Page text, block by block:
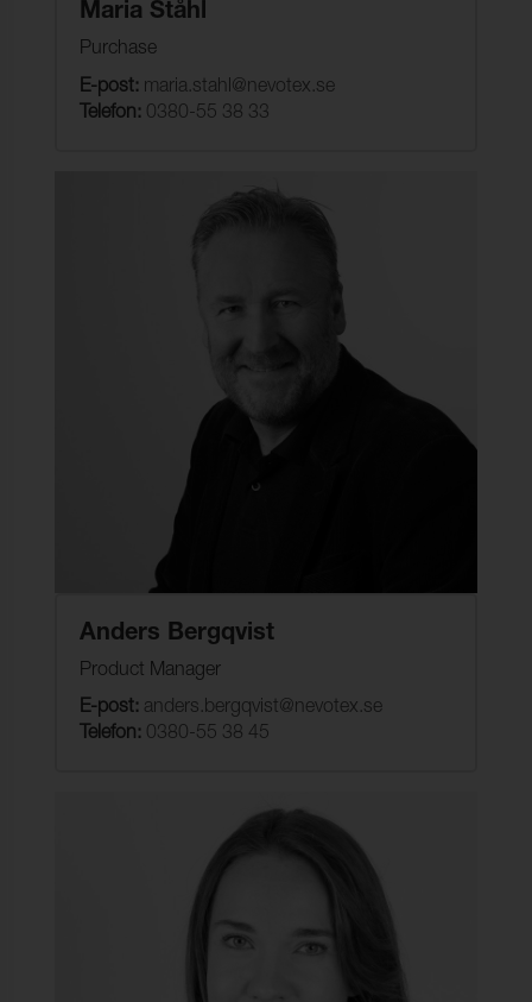
Maria Ståhl
Purchase
E-post: maria.stahl@nevotex.se
Telefon: 0380-55 38 33
Anders Bergqvist
Product Manager
E-post: anders.bergqvist@nevotex.se
Telefon: 0380-55 38 45